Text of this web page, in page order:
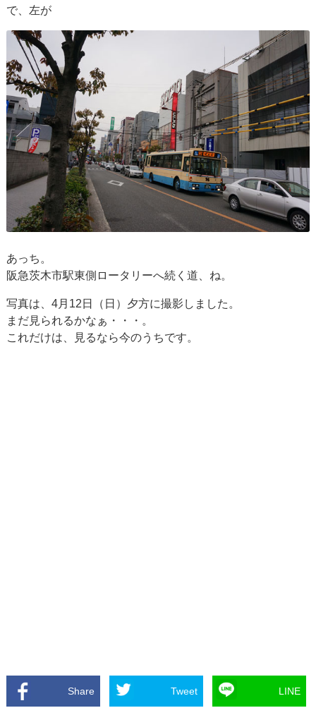
で、左が
あっち。
阪急茨木市駅東側ロータリーへ続く道、ね。
写真は、4月12日（日）夕方に撮影しました。
まだ見られるかなぁ・・・。
これだけは、見るなら今のうちです。
Share Tweet LINE